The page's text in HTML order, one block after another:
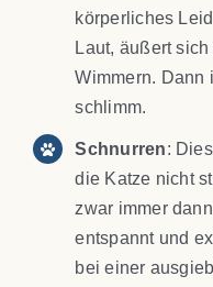
körperliches
Laut, äußert
Wimmern. Dann
schlimm.
Schnurren:
die Katze nicht
zwar immer
entspannt und
bei einer